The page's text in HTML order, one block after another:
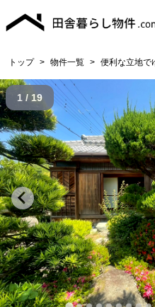
トップ > 物件一覧 > 便利な立地で
1 / 19